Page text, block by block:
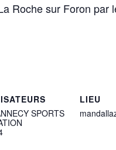
Roche sur Foron par
SPORTS
LIEU